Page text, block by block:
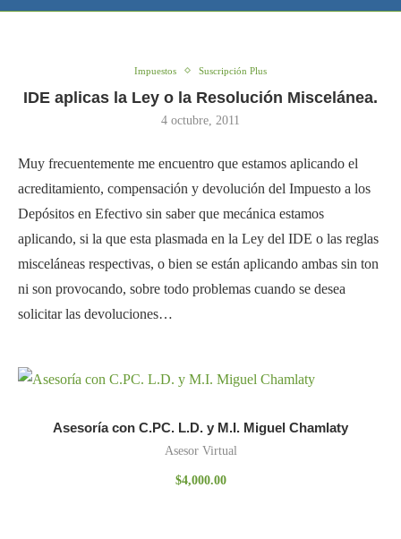
Impuestos Suscripción Plus
IDE aplicas la Ley o la Resolución Miscelánea.
4 octubre, 2011
Muy frecuentemente me encuentro que estamos aplicando el
acreditamiento, compensación y devolución del Impuesto a los
Depósitos en Efectivo sin saber que mecánica estamos
aplicando, si la que esta plasmada en la Ley del IDE o las reglas
misceláneas respectivas, o bien se están aplicando ambas sin ton
ni son provocando, sobre todo problemas cuando se desea
solicitar las devoluciones…
Asesoría con C.PC. L.D. y M.I. Miguel Chamlaty
Asesor Virtual
$4,000.00